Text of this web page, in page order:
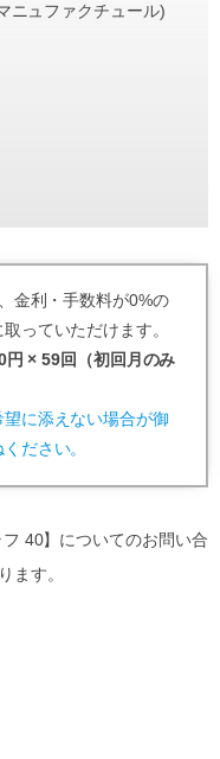
ニュファクチュール)
金利・手数料が0%の
っていただけます。
円 × 59回（初回月のみ
に添えない場合が御
ださい。
40】についてのお問い合
ます。